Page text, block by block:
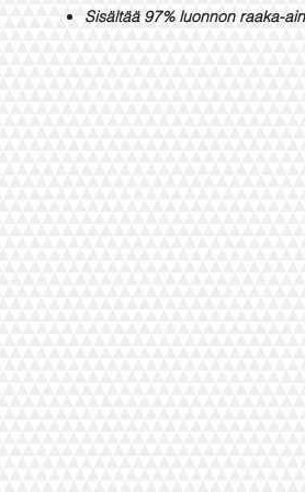
Sisältää 97% luonnon raaka-